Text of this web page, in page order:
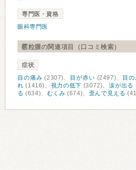
専門医・資格
眼科専門医
霰粒腫の関連項目（口コミ検索）
症状
目の痛み (2307)、 目が赤い (2497)、 目
れ (1416)、 視力の低下 (3072)、涙が出る
る (634)、 むくみ (674)、 歪んで見える